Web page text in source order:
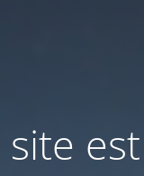
site